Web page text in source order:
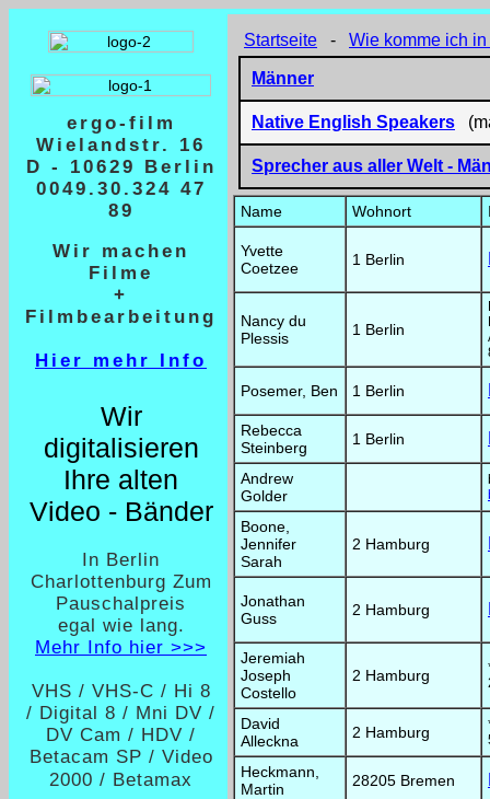
ergo-film
Wielandstr. 16
D - 10629 Berlin
0049.30.324 47
89
Wir machen
Filme
+
Filmbearbeitung
Hier mehr Info
Wir
digitalisieren
Ihre alten
Video - Bänder
In Berlin
Charlottenburg Zum
Pauschalpreis
egal wie lang.
Mehr Info hier >>>
VHS / VHS-C / Hi 8
/ Digital 8 / Mni DV /
DV Cam / HDV /
Betacam SP / Video
2000 / Betamax
Startseite - Wie komme ich
Männer
Native English Speakers
Sprecher aus aller Welt -
Name Wohnort
Yvette
Coetzee
1 Berlin
Nancy du
Plessis
1 Berlin
Posemer, Ben 1 Berlin
Rebecca
Steinberg
1 Berlin
Andrew
Golder
Boone,
Jennifer
Sarah
2 Hamburg
Jonathan
Guss
2 Hamburg
Jeremiah
Joseph
Costello
2 Hamburg
David
Alleckna
2 Hamburg
Heckmann,
Martin
28205 Bremen